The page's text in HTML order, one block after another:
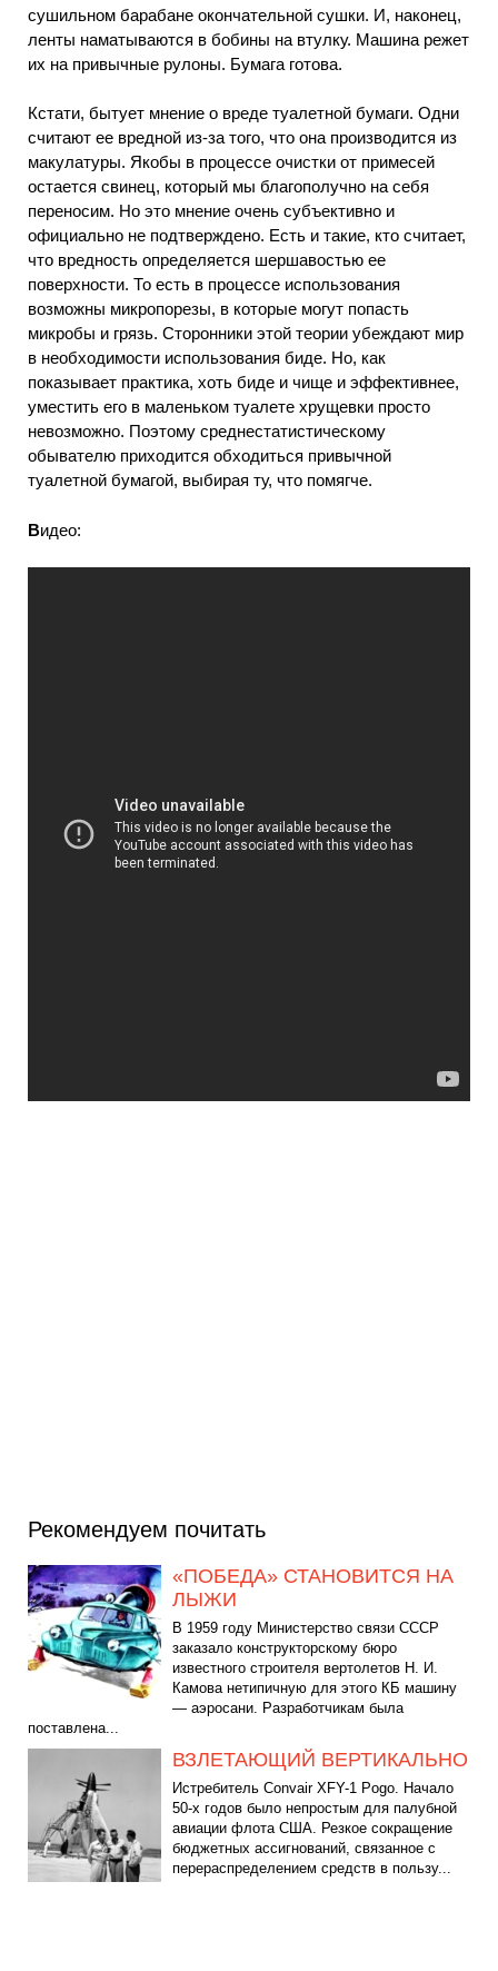
сушильном барабане окончательной сушки. И, наконец,
ленты наматываются в бобины на втулку. Машина режет
их на привычные рулоны. Бумага готова.
Кстати, бытует мнение о вреде туалетной бумаги. Одни
считают ее вредной из-за того, что она производится из
макулатуры. Якобы в процессе очистки от примесей
остается свинец, который мы благополучно на себя
переносим. Но это мнение очень субъективно и
официально не подтверждено. Есть и такие, кто считает,
что вредность определяется шершавостью ее
поверхности. То есть в процессе использования
возможны микропорезы, в которые могут попасть
микробы и грязь. Сторонники этой теории убеждают мир
в необходимости использования биде. Но, как
показывает практика, хоть биде и чище и эффективнее,
уместить его в маленьком туалете хрущевки просто
невозможно. Поэтому среднестатистическому
обывателю приходится обходиться привычной
туалетной бумагой, выбирая ту, что помягче.
Видео:
Рекомендуем почитать
«ПОБЕДА» СТАНОВИТСЯ НА
ЛЫЖИ
В 1959 году Министерство связи СССР
заказало конструкторскому бюро
известного строителя вертолетов Н. И.
Камова нетипичную для этого КБ машину
— аэросани. Разработчикам была
поставлена...
ВЗЛЕТАЮЩИЙ ВЕРТИКАЛЬНО
Истребитель Convair XFY-1 Pogo. Начало
50-х годов было непростым для палубной
авиации флота США. Резкое сокращение
бюджетных ассигнований, связанное с
перераспределением средств в пользу...